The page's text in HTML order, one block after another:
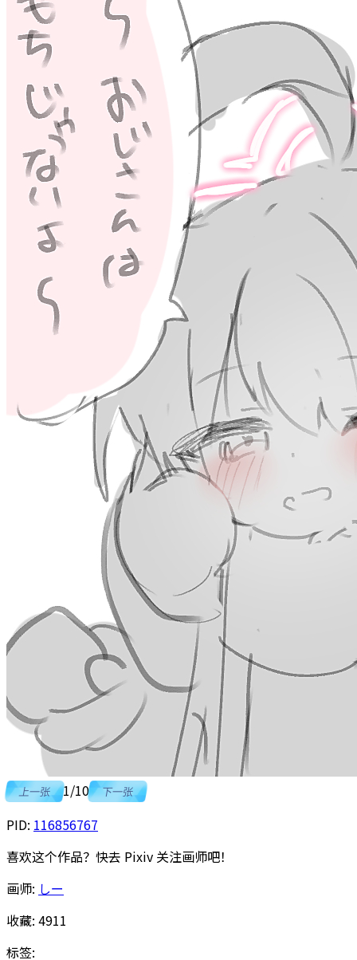
上一张 1/10 下一张
PID: 116856767
喜欢这个作品？快去 Pixiv 关注画师吧！
画师: しー
收藏: 4911
标签: